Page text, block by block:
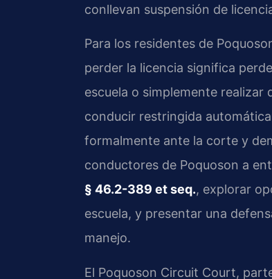
conllevan suspensión de
Para los residentes de
perder la licencia significa
escuela o simplemente realizar
conducir restringida
formalmente ante la corte y
conductores de Poquoson a
§ 46.2-389 et seq., explorar
escuela, y presentar una
manejo.
El Poquoson Circuit Court,